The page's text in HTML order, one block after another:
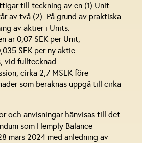
till teckning av en (1) Unit.
av två (2). På grund av praktiska
av aktier i Units.
är 0,07 SEK per Unit,
SEK per ny aktie.
vid fulltecknad
cirka 2,7 MSEK före
som beräknas uppgå till cirka
och anvisningar hänvisas till det
som Hemply Balance
mars 2024 med anledning av